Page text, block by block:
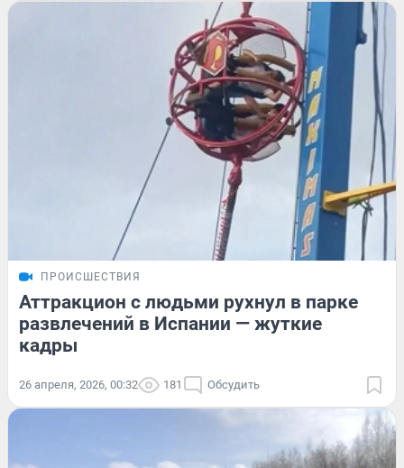
ПРОИСШЕСТВИЯ
Аттракцион с людьми рухнул в парке
развлечений в Испании — жуткие
кадры
26 апреля, 2026, 00:32 181 Обсудить